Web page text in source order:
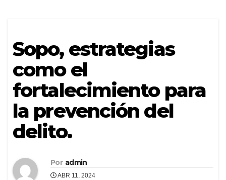
Sopo, estrategias
como el
fortalecimiento para
la prevención del
delito.
Por admin
ABR 11, 2024